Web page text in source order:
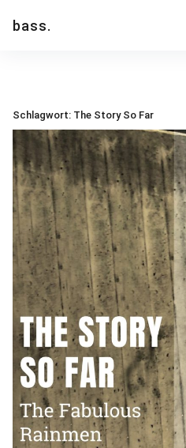
überspringen
bass.
Schlagwort: The Story So Far